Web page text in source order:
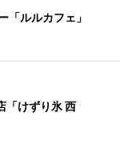
「ルルカフェ」
「けずり氷 西